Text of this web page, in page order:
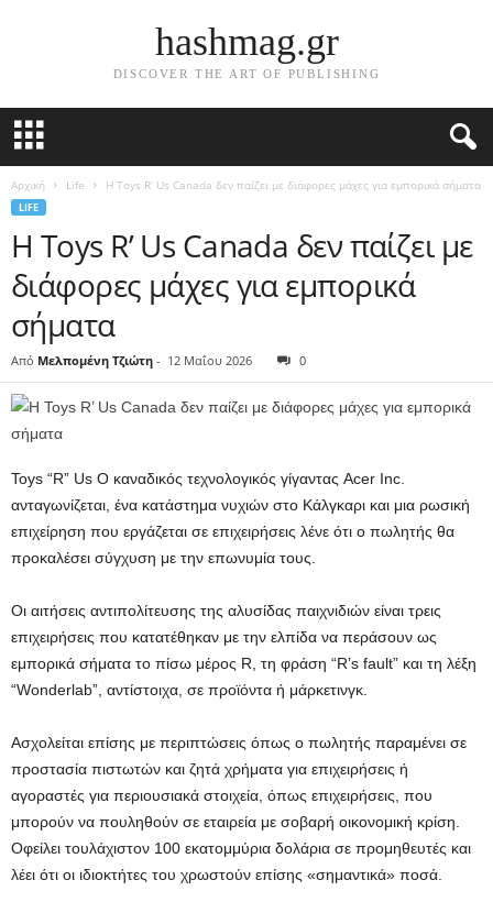
hashmag.gr
DISCOVER THE ART OF PUBLISHING
Αρχική Life Η Toys R’ Us Canada δεν παίζει με διάφορες μάχες για εμπορικά σήματα
LIFE
Η Toys R’ Us Canada δεν παίζει με
διάφορες μάχες για εμπορικά
σήματα
Από Μελπομένη Τζιώτη - 12 Μαΐου 2026 0
Toys “R” Us Ο καναδικός τεχνολογικός γίγαντας Acer Inc.
ανταγωνίζεται, ένα κατάστημα νυχιών στο Κάλγκαρι και μια ρωσική
επιχείρηση που εργάζεται σε επιχειρήσεις λένε ότι ο πωλητής θα
προκαλέσει σύγχυση με την επωνυμία τους.
Οι αιτήσεις αντιπολίτευσης της αλυσίδας παιχνιδιών είναι τρεις
επιχειρήσεις που κατατέθηκαν με την ελπίδα να περάσουν ως
εμπορικά σήματα το πίσω μέρος R, τη φράση “R’s fault” και τη λέξη
“Wonderlab”, αντίστοιχα, σε προϊόντα ή μάρκετινγκ.
Ασχολείται επίσης με περιπτώσεις όπως ο πωλητής παραμένει σε
προστασία πιστωτών και ζητά χρήματα για επιχειρήσεις ή
αγοραστές για περιουσιακά στοιχεία, όπως επιχειρήσεις, που
μπορούν να πουληθούν σε εταιρεία με σοβαρή οικονομική κρίση.
Οφείλει τουλάχιστον 100 εκατομμύρια δολάρια σε προμηθευτές και
λέει ότι οι ιδιοκτήτες του χρωστούν επίσης «σημαντικά» ποσά.